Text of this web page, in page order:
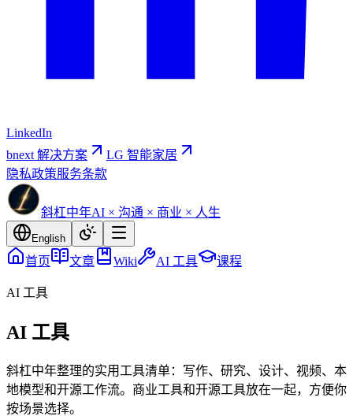
LinkedIn
bnext 解决方案
LG 智能家居
隐私政策服务条款
斜杠中年AI × 沟通 × 商业 × 人生
English
首页 文章 Wiki AI 工具 课程
AI 工具
AI 工具
斜杠中年整理的实用工具清单：写作、研究、设计、视频、本
地模型和开源工作流。商业工具和开源工具放在一起，方便你
按场景选择。